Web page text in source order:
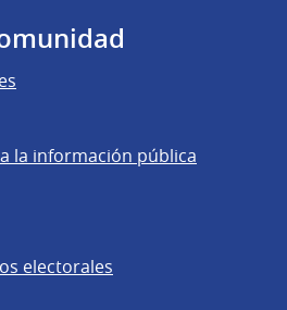
la información pública
electorales